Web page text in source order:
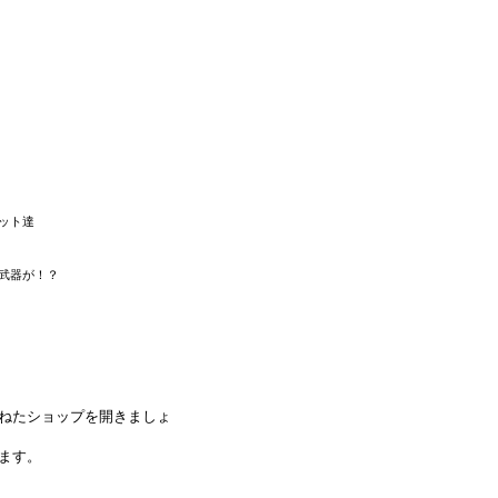
ト達
器が！？
たショップを開きましょ
す。